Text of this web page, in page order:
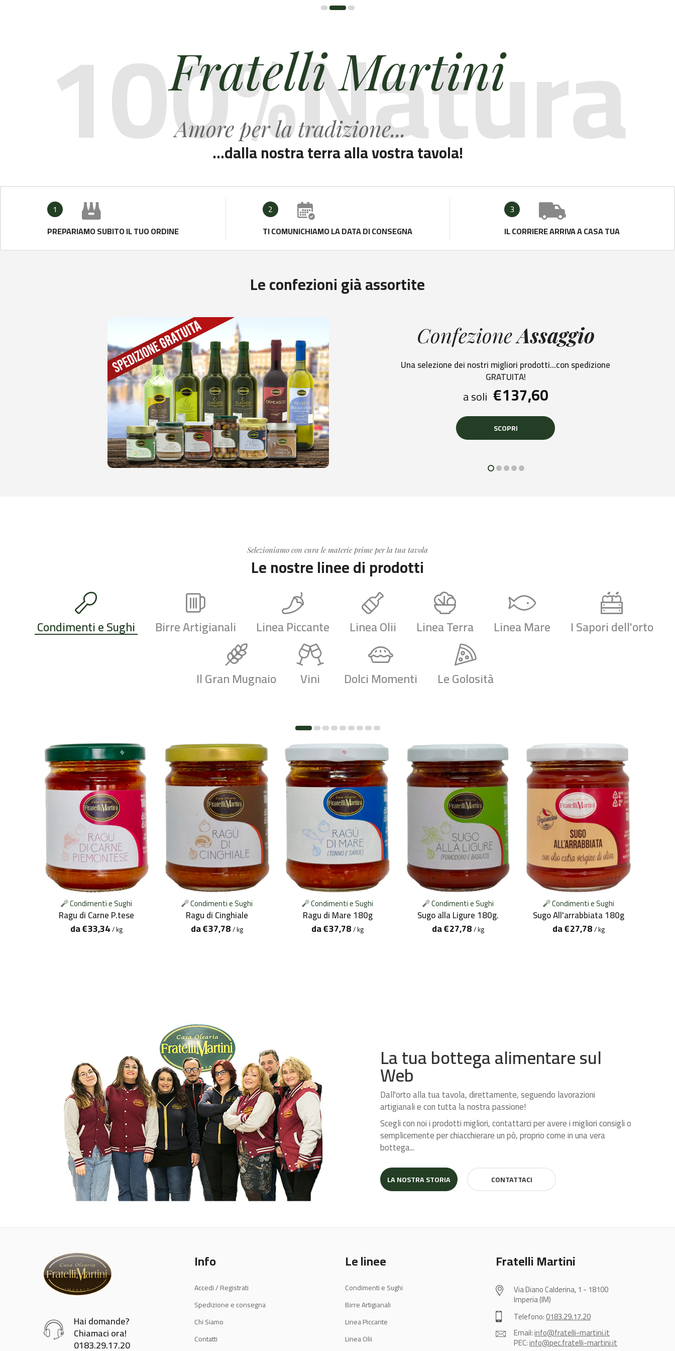
100%Natura
Fratelli Martini
Amore per la tradizione...
...dalla nostra terra alla vostra tavola!
1
PREPARIAMO SUBITO IL TUO ORDINE
2
TI COMUNICHIAMO LA DATA DI CONSEGNA
3
IL CORRIERE ARRIVA A CASA TUA
Le confezioni già assortite
ConfezioneAssaggio
Una selezione dei nostri migliori prodotti...con spedizione
GRATUITA!
a soli €137,60
SCOPRI
Selezioniamo con cura le materie prime per la tua tavola
Le nostre linee di prodotti
Condimenti e Sughi Birre Artigianali Linea Piccante Linea Olii Linea Terra Linea Mare I Sapori dell'orto
Il Gran Mugnaio Vini Dolci Momenti Le Golosità
Condimenti e Sughi
Ragu di Carne P.tese
da€33,34/ kg
Condimenti e Sughi
Ragu di Cinghiale
da€37,78/ kg
Condimenti e Sughi
Ragu di Mare 180g
da€37,78/ kg
Condimenti e Sughi
Sugo alla Ligure 180g.
da€27,78/ kg
Condimenti e Sughi
Sugo All'arrabbiata 180g
da€27,78/ kg
La tua bottega alimentare sul
Web
Dall'orto alla tua tavola, direttamente, seguendo lavorazioni
artigianali e con tutta la nostra passione!
Scegli con noi i prodotti migliori, contattarci per avere i migliori consigli o
semplicemente per chiacchierare un pò, proprio come in una vera
bottega...
LA NOSTRA STORIA CONTATTACI
Hai domande?
Chiamaci ora!
0183.29.17.20
Info
Accedi / Registrati
Spedizione e consegna
Chi Siamo
Contatti
Le linee
Condimenti e Sughi
Birre Artigianali
Linea Piccante
Linea Olii
Fratelli Martini
Via Diano Calderina, 1 - 18100
Imperia (IM)
Telefono:0183.29.17.20
Email:info@fratelli-martini.it
PEC:info@pec.fratelli-martini.it